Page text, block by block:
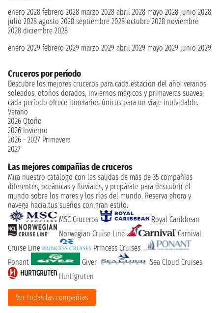
enero 2028 febrero 2028 marzo 2028 abril 2028 mayo 2028 junio 2028
julio 2028 agosto 2028 septiembre 2028 octubre 2028 noviembre
2028 diciembre 2028
enero 2029 febrero 2029 marzo 2029 abril 2029 mayo 2029 junio 2029
Cruceros por período
Descubre los mejores cruceros para cada estación del año: veranos
soleados, otoños dorados, inviernos mágicos y primaveras suaves;
cada período ofrece itinerarios únicos para un viaje inolvidable.
Verano
2026 Otoño
2026 Invierno
2026 - 2027 Primavera
2027
Las mejores compañías de cruceros
Mira nuestro catálogo con las salidas de más de 35 compañías
diferentes, oceánicas y fluviales, y prepárate para descubrir el
mundo sobre los mares y los ríos del mundo. Reserva ahora y
navega hacia tus sueños con gran estilo.
MSC Cruceros
Royal Caribbean
Norwegian Cruise Line
Carnival
Cruise Line
Princess Cruises
Ponant
Giver
Sea Cloud Cruises
Hurtigruten
Ver todas las compañías